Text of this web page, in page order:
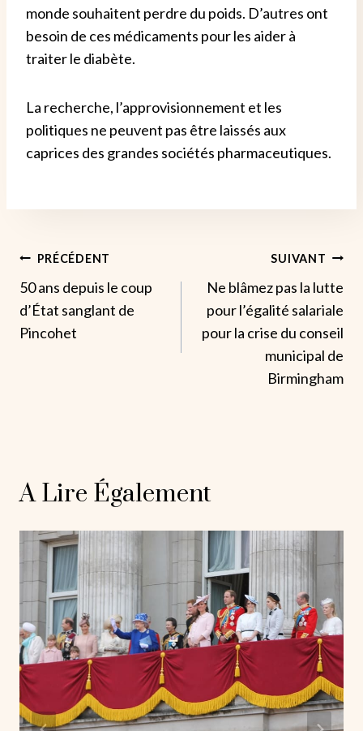
monde souhaitent perdre du poids. D’autres ont
besoin de ces médicaments pour les aider à
traiter le diabète.
La recherche, l’approvisionnement et les
politiques ne peuvent pas être laissés aux
caprices des grandes sociétés pharmaceutiques.
Navigation
De
L’article
PRÉCÉDENT
50 ans depuis le coup
d’État sanglant de
Pincohet
SUIVANT
Ne blâmez pas la lutte
pour l’égalité salariale
pour la crise du conseil
municipal de
Birmingham
A Lire Également